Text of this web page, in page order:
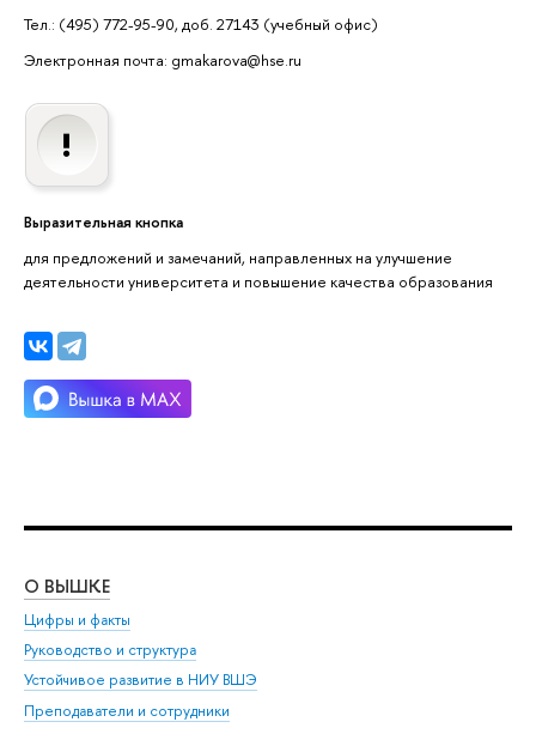
Тел.: (495) 772-95-90, доб. 27143 (учебный офис)
Электронная почта: gmakarova@hse.ru
Выразительная кнопка
для предложений и замечаний, направленных на улучшение
деятельности университета и повышение качества образования
О ВЫШКЕ
Цифры и факты
Руководство и структура
Устойчивое развитие в НИУ ВШЭ
Преподаватели и сотрудники